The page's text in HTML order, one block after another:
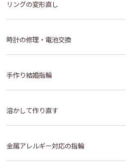
リングの変形直し
時計の修理・電池交換
手作り結婚指輪
溶かして作り直す
金属アレルギー対応の指輪